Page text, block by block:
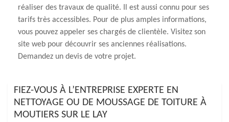
réaliser des travaux de qualité. Il est aussi connu pour ses
tarifs très accessibles. Pour de plus amples informations,
vous pouvez appeler ses chargés de clientèle. Visitez son
site web pour découvrir ses anciennes réalisations.
Demandez un devis de votre projet.
FIEZ-VOUS À L’ENTREPRISE EXPERTE EN
NETTOYAGE OU DE MOUSSAGE DE TOITURE À
MOUTIERS SUR LE LAY